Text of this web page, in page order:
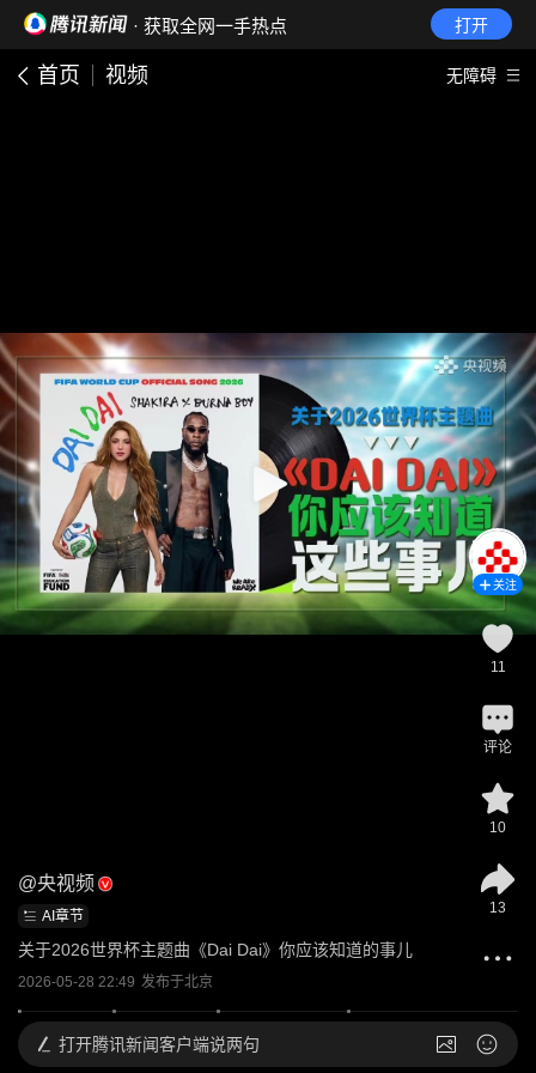
· 获取全网一手热点 打开
首页 视频 无障碍
@央视频
AI章节
关于2026世界杯主题曲《Dai Dai》你应该知道的事儿
2026-05-28 22:49 发布于北京
关注
11
评论
10
13
打开腾讯新闻客户端说两句